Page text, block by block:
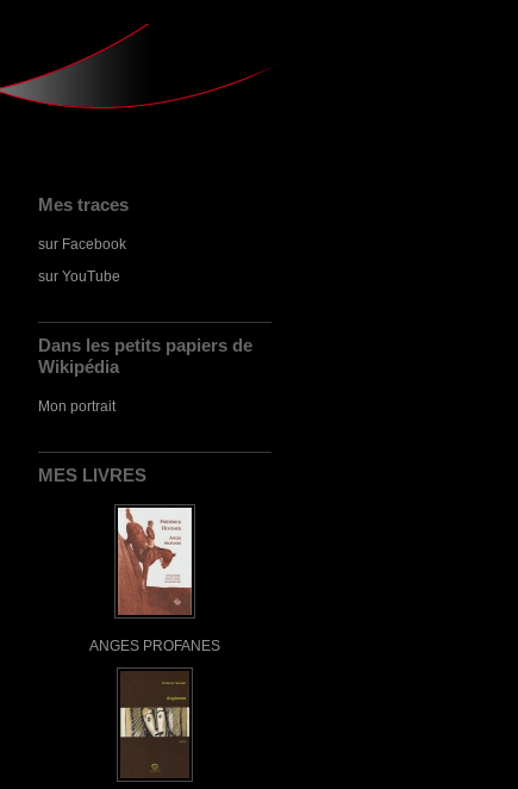
Mes traces
sur Facebook
sur YouTube
Dans les petits papiers de
Wikipédia
Mon portrait
MES LIVRES
ANGES PROFANES